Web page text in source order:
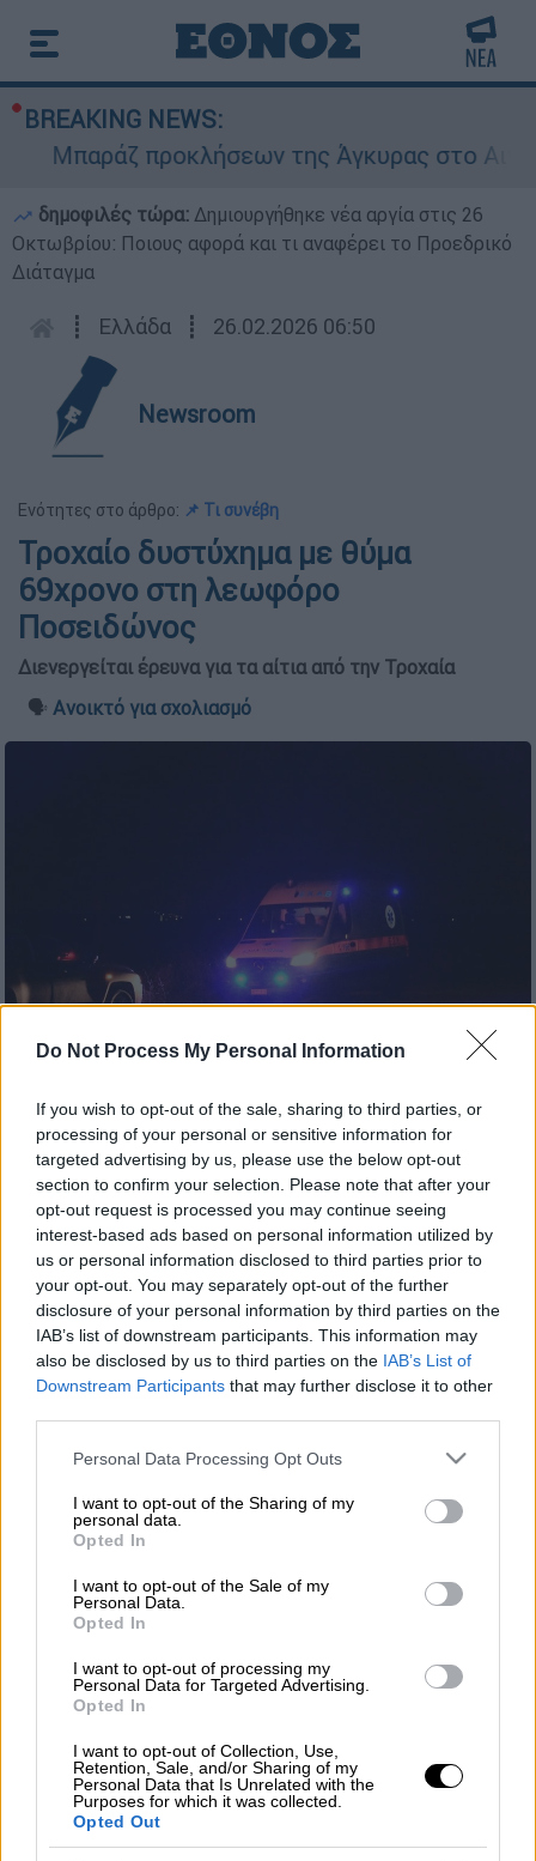
Do Not Process My Personal Information
If you wish to opt-out of the sale, sharing to third parties, or
processing of your personal or sensitive information for
targeted advertising by us, please use the below opt-out
section to confirm your selection. Please note that after your
opt-out request is processed you may continue seeing
interest-based ads based on personal information utilized by
us or personal information disclosed to third parties prior to
your opt-out. You may separately opt-out of the further
disclosure of your personal information by third parties on the
IAB’s list of downstream participants. This information may
also be disclosed by us to third parties on the IAB’s List of
Downstream Participants that may further disclose it to other
Please note that this website/app uses one or more Google
not limited to your visit or usage behaviour. You may click to
grant or deny consent to Google and its third-party tags to
use your data for below specified purposes in below Google
consent section.
Personal Data Processing Opt Outs
I want to opt-out of the Sharing of my
personal data.
Opted In
I want to opt-out of the Sale of my
Personal Data.
Opted In
I want to opt-out of processing my
Personal Data for Targeted Advertising.
Opted In
I want to opt-out of Collection, Use,
Retention, Sale, and/or Sharing of my
Personal Data that Is Unrelated with the
Purposes for which it was collected.
Opted Out
BREAKING NEWS:
Μπαράζ προκλήσεων της Άγκυρας στο
δημοφιλές τώρα: Δημιουργήθηκε νέα αργία στις 26
Οκτωβρίου: Ποιους αφορά και τι αναφέρει το Προεδρικό
Διάταγμα
┋ Ελλάδα ┋ 26.02.2026 06:50
Newsroom
Ενότητες στο άρθρο: 📌 Τι συνέβη
Τροχαίο δυστύχημα με θύμα
69χρονο στη λεωφόρο
Ποσειδώνος
Διενεργείται έρευνα για τα αίτια από την Τροχαία
🗣️ Ανοικτό για σχολιασμό
(Βασίλης Παπαδόπουλος/Eurokinissi)
Προσθέστε το ΕΘΝΟΣ στη Google
Θανατηφόρο ατύχημα με θύμα έναν 69χρονο
άνδρα σημειώθηκε τα μεσάνυχτα της
Τετάρτης (25/2)στη Λεωφόρο Ποσειδώνος,
στο ρεύμα προς Γλυφάδα, στο ύψος του
Ελληνικού.
Τι συνέβη
που οδηγούσε ένας 19χρονος νεαρός και
κινούνταν επί τηςΛεωφόρου Ποσειδώνος
στο ύψος της οδού Ζήτα, παρέσυρε τον
ΔΙΑΒΑΣΤΕ ΕΠΙΣΗΣ
Ελλάδα|26.02.2026 05:50
Σε οριακή κατάσταση ο Έβρος: Πάνω
από 150.000 στρέμματα πλημμύρισαν
- Στα επτά μέτρα η στάθμη του νερού